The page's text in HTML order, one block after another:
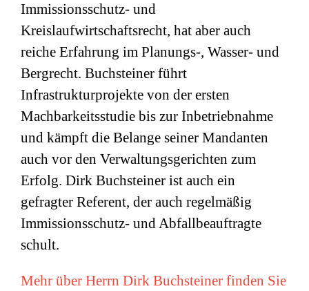
Immissionsschutz- und
Kreislaufwirtschaftsrecht, hat aber auch
reiche Erfahrung im Planungs-, Wasser- und
Bergrecht. Buchsteiner führt
Infrastrukturprojekte von der ersten
Machbarkeitsstudie bis zur Inbetriebnahme
und kämpft die Belange seiner Mandanten
auch vor den Verwaltungsgerichten zum
Erfolg. Dirk Buchsteiner ist auch ein
gefragter Referent, der auch regelmäßig
Immissionsschutz- und Abfallbeauftragte
schult.
Mehr über Herrn Dirk Buchsteiner finden Sie